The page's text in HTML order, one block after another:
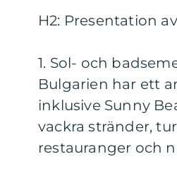
H2: Presentation
1. Sol- och
Bulgarien har ett
inklusive Sunny
vackra stränder,
restauranger och